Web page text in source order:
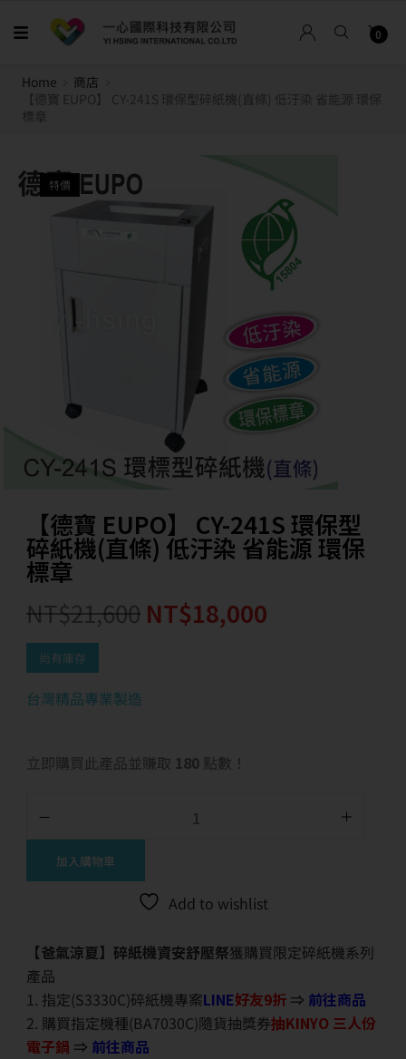
0
Home
商店
【德寶 EUPO】 CY-241S 環保型碎紙機(直條) 低汙染 省能源 環保
標章
特價
【德寶 EUPO】 CY-241S 環保型
碎紙機(直條) 低汙染 省能源 環保
標章
NT$21,600 NT$18,000
尚有庫存
台灣精品專業製造
立即購買此產品並賺取 180 點數！
加入購物車
Add to wishlist
【爸氣涼夏】碎紙機資安舒壓祭獲購買限定碎紙機系列
產品
1. 指定(S3330C)碎紙機專案LINE好友9折 ⇒ 前往商品
2. 購買指定機種(BA7030C)隨貨抽獎券抽KINYO 三人份
電子鍋 ⇒ 前往商品